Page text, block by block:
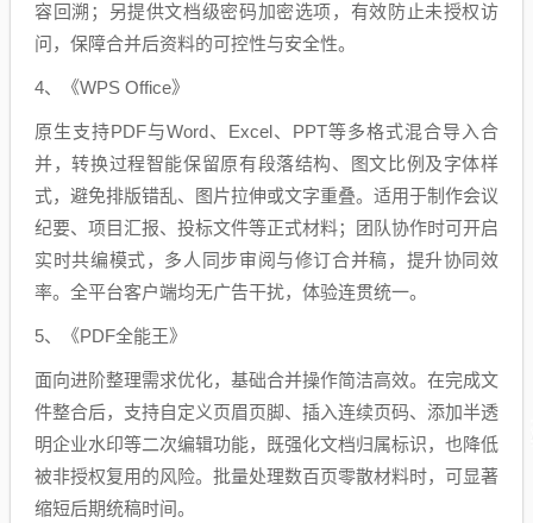
容回溯；另提供文档级密码加密选项，有效防止未授权访
问，保障合并后资料的可控性与安全性。
4、《WPS Office》
原生支持PDF与Word、Excel、PPT等多格式混合导入合
并，转换过程智能保留原有段落结构、图文比例及字体样
式，避免排版错乱、图片拉伸或文字重叠。适用于制作会议
纪要、项目汇报、投标文件等正式材料；团队协作时可开启
实时共编模式，多人同步审阅与修订合并稿，提升协同效
率。全平台客户端均无广告干扰，体验连贯统一。
5、《PDF全能王》
面向进阶整理需求优化，基础合并操作简洁高效。在完成文
件整合后，支持自定义页眉页脚、插入连续页码、添加半透
明企业水印等二次编辑功能，既强化文档归属标识，也降低
被非授权复用的风险。批量处理数百页零散材料时，可显著
缩短后期统稿时间。